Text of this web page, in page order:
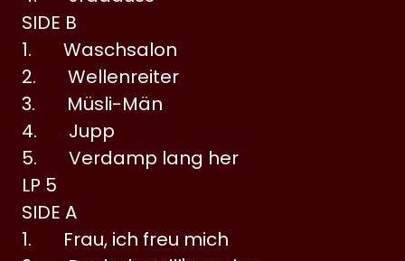
SIDE B
1. Waschsalon
2. Wellenreiter
3. Müsli-Män
4. Jupp
5. Verdamp lang her
LP 5
SIDE A
1. Frau, ich freu mich